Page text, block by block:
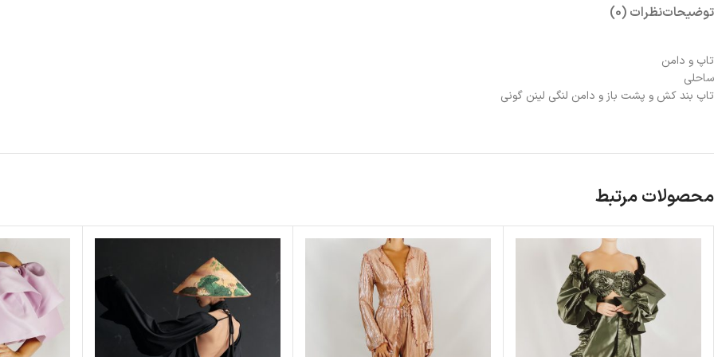
توضیحاتنظرات (0)
تاپ و دامن
ساحلی
تاپ بند کش و پشت باز و دامن لنگی لینن گونی
محصولات مرتبط